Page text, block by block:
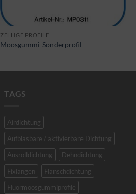
ZELLIGE PROFILE
Moosgummi-Sonderprofil
TAGS
Airdichtung
Aufblasbare / aktivierbare Dichtung
Ausrolldichtung
Dehndichtung
Fixlängen
Flanschdichtung
Fluormoosgummiprofile